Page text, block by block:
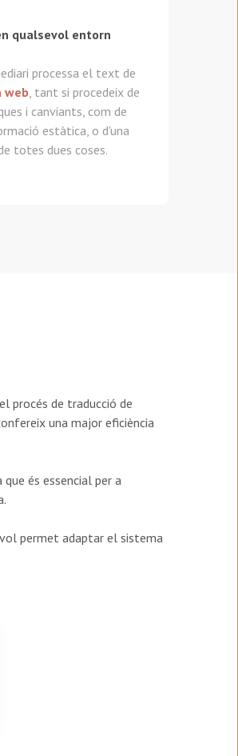
qualsevol entorn
processa el text de
web , tant si procedeix de
i canviants, com de
estàtica, o d'una
totes dues coses.
procés de traducció de
una major eficiència
és essencial per a
permet adaptar el sistema